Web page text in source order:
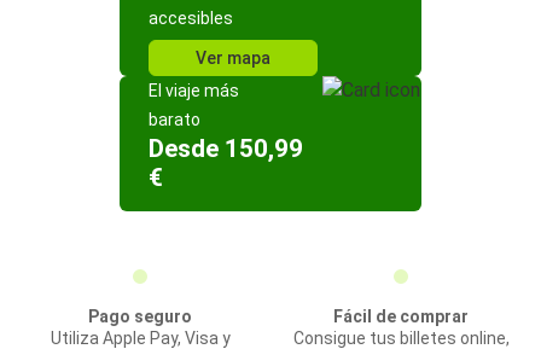
accesibles
Ver mapa
El viaje más
barato
Desde 150,99
€
Pago seguro
Utiliza Apple Pay, Visa y
Fácil de comprar
Consigue tus billetes online,